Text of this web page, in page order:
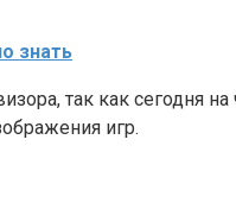
знать
так как сегодня
игр.